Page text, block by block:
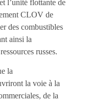
l’unité flottante de
CLOV de
des combustibles
ainsi la
russes.
la
la voie à la
de la